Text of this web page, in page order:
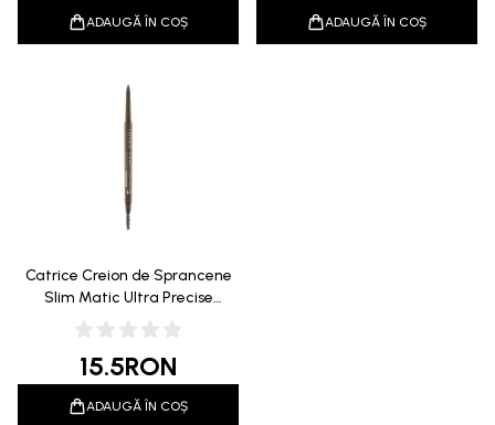
ADAUGĂ ÎN COȘ ADAUGĂ ÎN COȘ
Catrice Creion de Sprancene
Slim Matic Ultra Precise
Waterproof 035 Ash Brown
0.05g
15.5RON
ADAUGĂ ÎN COȘ